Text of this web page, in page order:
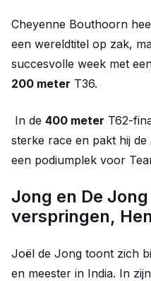
Cheyenne Bouthoorn
een wereldtitel op zak,
succesvolle week met
200 meter T36.
In de 400 meter T62-
sterke race en pakt hij
een podiumplek voor
Jong en De
verspringen,
Joël de Jong toont zich
en meester in India. In